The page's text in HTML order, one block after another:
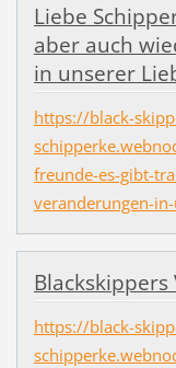
Liebe
aber auch
in unserer
https://black-
freunde-es-gibt-
veranderungen-
Blackskippers
https://black-